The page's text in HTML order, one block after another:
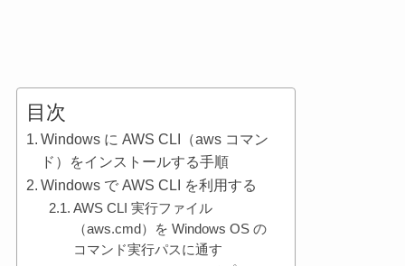
目次
Windows に AWS CLI（aws コマン
ド）をインストールする手順
Windows で AWS CLI を利用する
AWS CLI 実行ファイル
（aws.cmd）を Windows OS の
コマンド実行パスに通す